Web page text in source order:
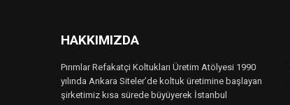
HAKKIMIZDA
Pırımlar Refakatçi Koltukları Üretim Atölyesi 1990
yılında Ankara Siteler’de koltuk üretimine başlayan
şirketimiz kısa sürede büyüyerek İstanbul